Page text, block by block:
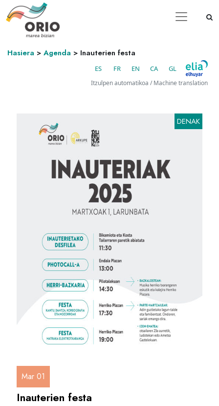
Hasiera > Agenda > Inauterien festa
ES FR EN CA GL
Itzulpen automatikoa / Machine translation
DENAK
Mar 01
Inauterien festa